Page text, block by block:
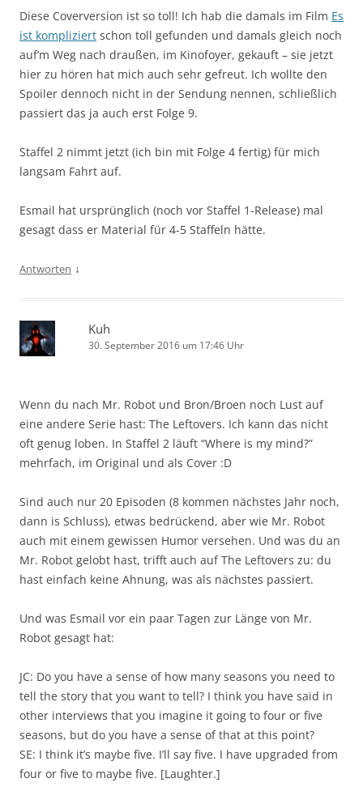
Diese Coverversion ist so toll! Ich hab die damals im Film Es
ist kompliziert schon toll gefunden und damals gleich noch
auf’m Weg nach draußen, im Kinofoyer, gekauft – sie jetzt
hier zu hören hat mich auch sehr gefreut. Ich wollte den
Spoiler dennoch nicht in der Sendung nennen, schließlich
passiert das ja auch erst Folge 9.
Staffel 2 nimmt jetzt (ich bin mit Folge 4 fertig) für mich
langsam Fahrt auf.
Esmail hat ursprünglich (noch vor Staffel 1-Release) mal
gesagt dass er Material für 4-5 Staffeln hätte.
Antworten ↓
Kuh
30. September 2016 um 17:46 Uhr
Wenn du nach Mr. Robot und Bron/Broen noch Lust auf
eine andere Serie hast: The Leftovers. Ich kann das nicht
oft genug loben. In Staffel 2 läuft “Where is my mind?”
mehrfach, im Original und als Cover :D
Sind auch nur 20 Episoden (8 kommen nächstes Jahr noch,
dann is Schluss), etwas bedrückend, aber wie Mr. Robot
auch mit einem gewissen Humor versehen. Und was du an
Mr. Robot gelobt hast, trifft auch auf The Leftovers zu: du
hast einfach keine Ahnung, was als nächstes passiert.
Und was Esmail vor ein paar Tagen zur Länge von Mr.
Robot gesagt hat:
JC: Do you have a sense of how many seasons you need to
tell the story that you want to tell? I think you have said in
other interviews that you imagine it going to four or five
seasons, but do you have a sense of that at this point?
SE: I think it’s maybe five. I’ll say five. I have upgraded from
four or five to maybe five. [Laughter.]